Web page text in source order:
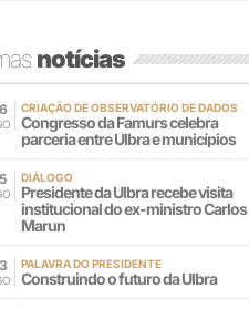
notícias
CRIAÇÃO DE OBSERVATÓRIO DE DADOS
Congresso da Famurs celebra
parceria entre Ulbra e municípios
DIÁLOGO
Presidente da Ulbra recebe visita
institucional do ex-ministro Carlos
Marun
PALAVRA DO PRESIDENTE
Construindo o futuro da Ulbra